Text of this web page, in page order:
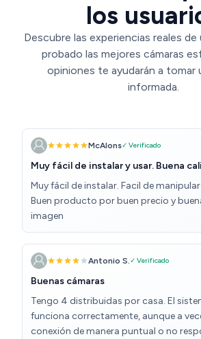
los
Descubre las experiencias reales de
probado las mejores cámaras
opiniones te ayudarán a tomar
informada.
McAlons✓ Verificado
Muy fácil de instalar y usar. Buena
Muy fácil de instalar. Facil de
Buen producto por buen precio y
imagen
Antonio S. ✓ Verificado
Buenas cámaras
Tengo 4 distribuidas por casa. El
funciona correctamente, aunque a
conexión de manera puntual o no